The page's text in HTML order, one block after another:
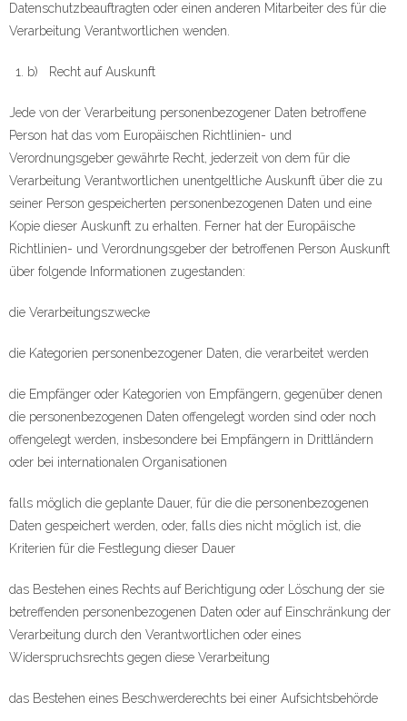
Datenschutzbeauftragten oder einen anderen Mitarbeiter des für die
Verarbeitung Verantwortlichen wenden.
b) Recht auf Auskunft
Jede von der Verarbeitung personenbezogener Daten betroffene
Person hat das vom Europäischen Richtlinien- und
Verordnungsgeber gewährte Recht, jederzeit von dem für die
Verarbeitung Verantwortlichen unentgeltliche Auskunft über die zu
seiner Person gespeicherten personenbezogenen Daten und eine
Kopie dieser Auskunft zu erhalten. Ferner hat der Europäische
Richtlinien- und Verordnungsgeber der betroffenen Person Auskunft
über folgende Informationen zugestanden:
die Verarbeitungszwecke
die Kategorien personenbezogener Daten, die verarbeitet werden
die Empfänger oder Kategorien von Empfängern, gegenüber denen
die personenbezogenen Daten offengelegt worden sind oder noch
offengelegt werden, insbesondere bei Empfängern in Drittländern
oder bei internationalen Organisationen
falls möglich die geplante Dauer, für die die personenbezogenen
Daten gespeichert werden, oder, falls dies nicht möglich ist, die
Kriterien für die Festlegung dieser Dauer
das Bestehen eines Rechts auf Berichtigung oder Löschung der sie
betreffenden personenbezogenen Daten oder auf Einschränkung der
Verarbeitung durch den Verantwortlichen oder eines
Widerspruchsrechts gegen diese Verarbeitung
das Bestehen eines Beschwerderechts bei einer Aufsichtsbehörde